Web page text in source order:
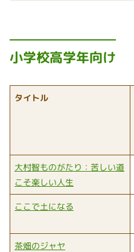
小学校高学年向け
タイトル
大村智ものがたり：苦しい道
こそ楽しい人生
ここで土になる
茶畑のジャヤ